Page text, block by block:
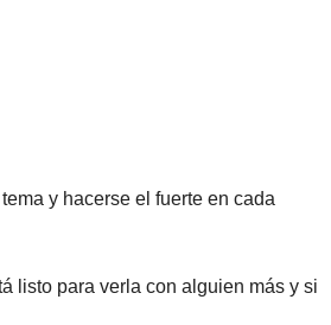
y hacerse el fuerte en cada
listo para verla con alguien más y si